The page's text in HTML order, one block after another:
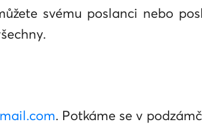
svému poslanci nebo
. Potkáme se v